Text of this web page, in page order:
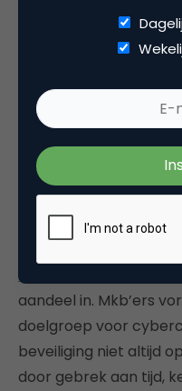
helpen. Zo voorkomt
mails worden
bescherming tegen
internet.nl verifiëren
gebruik zijn.
Dat mkb’ers
bleek al uit eerder
cybercrime
aandeel in. Mkb’ers
doelgroep voor
beveiliging niet altijd
door gebrek aan tijd,